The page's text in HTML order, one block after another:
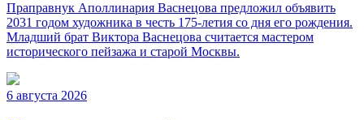
Праправнук Аполлинария Васнецова предложил объявить
2031 годом художника в честь 175-летия со дня его рождения.
Младший брат Виктора Васнецова считается мастером
исторического пейзажа и старой Москвы.
6 августа 2026